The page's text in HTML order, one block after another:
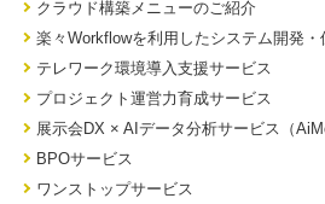
クラウド構築メニューのご紹介
楽々Workflowを利用したシステム開発・
テレワーク環境導入支援サービス
プロジェクト運営力育成サービス
展示会DX × AIデータ分析サービス（
BPOサービス
ワンストップサービス